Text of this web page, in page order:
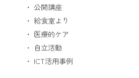
公開講座
給食室より
医療的ケア
自立活動
ICT活用事例